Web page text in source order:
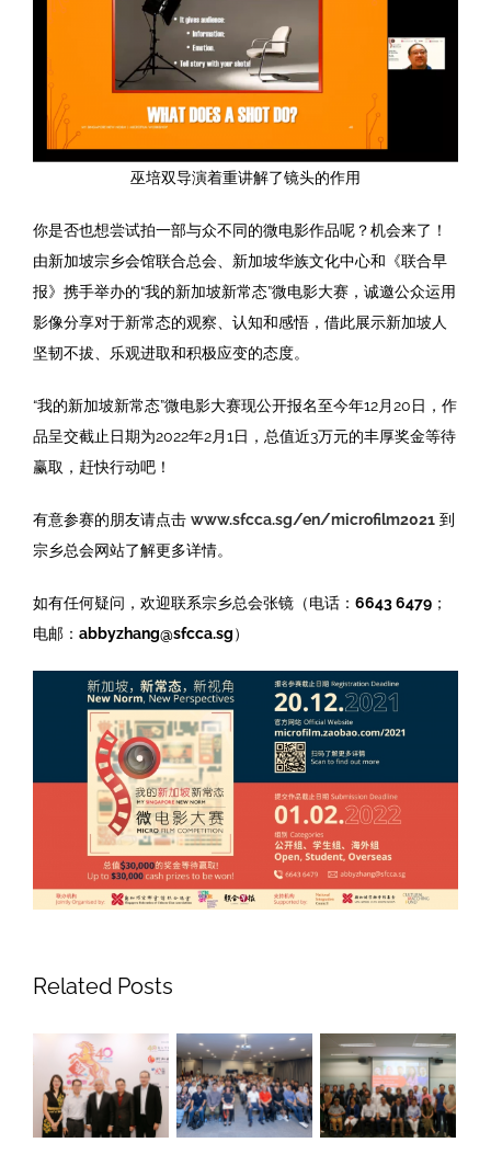
巫培双导演着重讲解了镜头的作用
你是否也想尝试拍一部与众不同的微电影作品呢？机会来了！
由新加坡宗乡会馆联合总会、新加坡华族文化中心和《联合早
报》携手举办的“我的新加坡新常态”微电影大赛，诚邀公众运用
影像分享对于新常态的观察、认知和感悟，借此展示新加坡人
坚韧不拔、乐观进取和积极应变的态度。
“我的新加坡新常态”微电影大赛现公开报名至今年12月20日，作
品呈交截止日期为2022年2月1日，总值近3万元的丰厚奖金等待
赢取，赶快行动吧！
有意参赛的朋友请点击 www.sfcca.sg/en/microfilm2021 到
宗乡总会网站了解更多详情。
如有任何疑问，欢迎联系宗乡总会张镜（电话： 6643 6479 ；
电邮： abbyzhang@sfcca.sg）
Related Posts